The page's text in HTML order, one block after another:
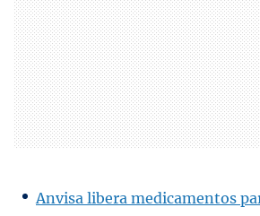
Anvisa libera medicamentos